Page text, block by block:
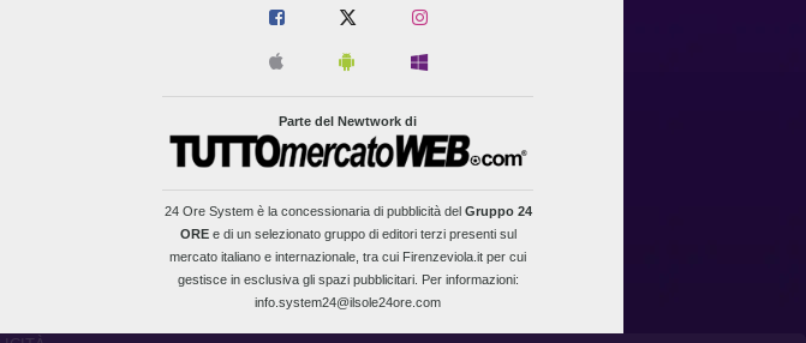
Parte del Newtwork di
24 Ore Systemè la concessionaria di pubblicità del Gruppo 24
OREe di un selezionato gruppo di editori terzi presenti sul
mercato italiano e internazionale, tra cui Firenzeviola.it per cui
gestisce in esclusiva gli spazi pubblicitari. Per informazioni:
info.system24@ilsole24ore.com